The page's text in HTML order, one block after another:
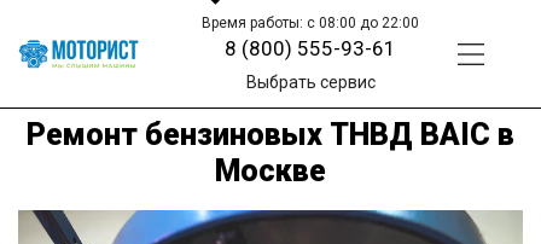
Время работы: с 08:00 до 22:00
8 (800) 555-93-61
Выбрать сервис
Ремонт бензиновых ТНВД BAIC в
Москве